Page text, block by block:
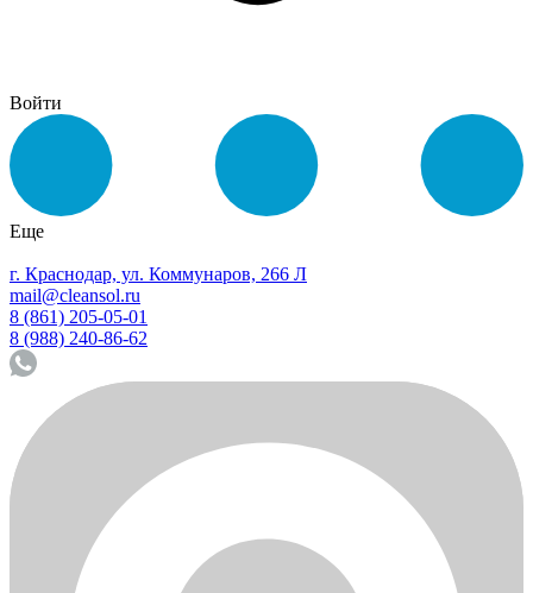
Войти
Еще
г. Краснодар, ул. Коммунаров, 266 Л
mail@cleansol.ru
8 (861) 205-05-01
8 (988) 240-86-62